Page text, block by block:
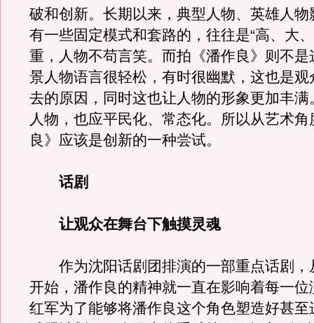
破和创新。长期以来，典型人物、英雄人物
有一些固定模式和套路的，往往是“高、大
重，人物不苟言笑。而拍《潘作良》则不是
景人物语言很轻松，有时很幽默，这也是观
去的原因，同时这也让人物的形象更加丰满
人物，也应平民化、常态化。所以从艺术
良》应该是创新的一种尝试。
话剧
让观众在舞台下触摸灵魂
作为沈阳话剧团排演的一部重点话剧，
开始，潘作良的精神就一直在影响着每一位
红军为了能够将潘作良这个角色塑造好甚至